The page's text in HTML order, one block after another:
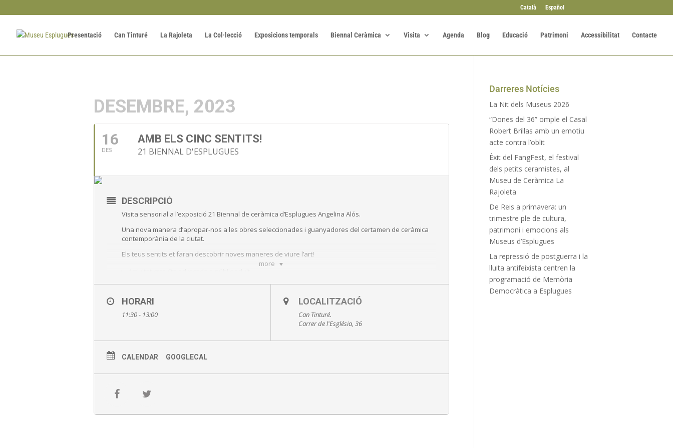
Català Español
Presentació Can Tinturé La Rajoleta La Col·lecció Exposicions temporals Biennal Ceràmica Visita Agenda Blog Educació Patrimoni Accessibilitat Contacte
DESEMBRE, 2023
16
DES
AMB ELS CINC SENTITS!
21 BIENNAL D'ESPLUGUES
more
DESCRIPCIÓ
Visita sensorial a l’exposició 21 Biennal de ceràmica d’Esplugues Angelina Alós.
Una nova manera d’apropar-nos a les obres seleccionades i guanyadores del certamen de ceràmica
contemporània de la ciutat.
Els teus sentits et faran descobrir noves maneres de viure l’art!
Places limitades
HORARI
11:30 - 13:00
LOCALITZACIÓ
Can Tinturé.
Carrer de l'Església, 36
CALENDAR GOOGLECAL
Darreres Notícies
La Nit dels Museus 2026
“Dones del 36” omple el Casal
Robert Brillas amb un emotiu
acte contra l’oblit
Èxit del FangFest, el festival
dels petits ceramistes, al
Museu de Ceràmica La
Rajoleta
De Reis a primavera: un
trimestre ple de cultura,
patrimoni i emocions als
Museus d’Esplugues
La repressió de postguerra i la
lluita antifeixista centren la
programació de Memòria
Democràtica a Esplugues